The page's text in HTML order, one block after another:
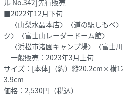
ル No.342]先行販売
■2022年12月下旬
〈山梨水晶本店〉〈道の駅しもべ
ク〉〈富士山レーダードーム館〉
〈浜松市渚園キャンプ場〉〈富士
一般販売：2023年3月上旬
サイズ：[本体]（約）縦20.2cm×横
3.9cm
価格：2,530円（税込）